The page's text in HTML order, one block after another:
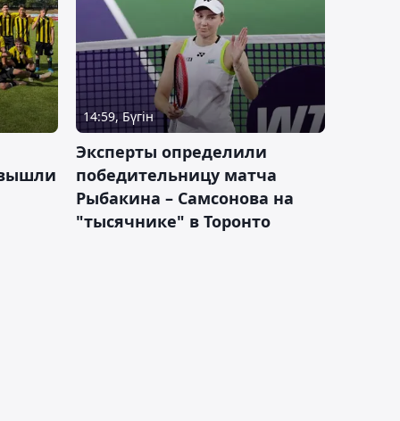
14:59, Бүгін
Эксперты определили
победительницу матча
Рыбакина – Самсонова на
"тысячнике" в Торонто